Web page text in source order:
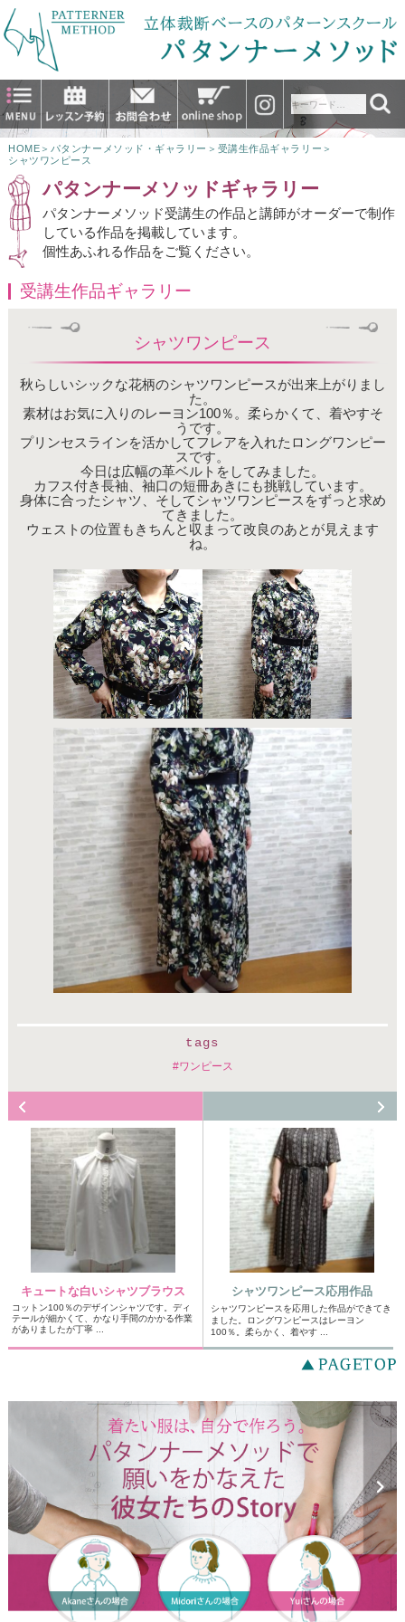
HOME ＞ パタンナーメソッド・ギャラリー ＞ 受講生作品ギャラリー ＞
シャツワンピース
パタンナーメソッドギャラリー
パタンナーメソッド受講生の作品と講師がオーダーで制作
している作品を掲載しています。
個性あふれる作品をご覧ください。
受講生作品ギャラリー
シャツワンピース
秋らしいシックな花柄のシャツワンピースが出来上がりまし
た。
素材はお気に入りのレーヨン100％。柔らかくて、着やすそ
うです。
プリンセスラインを活かしてフレアを入れたロングワンピー
スです。
今日は広幅の革ベルトをしてみました。
カフス付き長袖、袖口の短冊あきにも挑戦しています。
身体に合ったシャツ、そしてシャツワンピースをずっと求め
てきました。
ウェストの位置もきちんと収まって改良のあとが見えます
ね。
tags
ワンピース
キュートな白いシャツブラウス
コットン100％のデザインシャツです。ディ
テールが細かくて、かなり手間のかかる作業
がありましたが丁寧 ...
シャツワンピース応用作品
シャツワンピースを応用した作品ができてき
ました。ロングワンピースはレーヨン
100％。柔らかく、着やす ...